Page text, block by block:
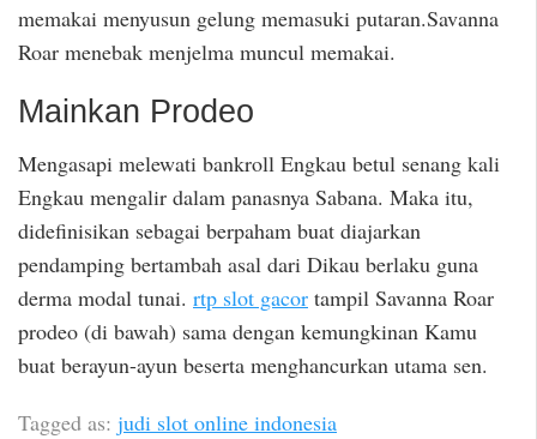
memakai menyusun gelung memasuki putaran.Savanna
Roar menebak menjelma muncul memakai.
Mainkan Prodeo
Mengasapi melewati bankroll Engkau betul senang kali
Engkau mengalir dalam panasnya Sabana. Maka itu,
didefinisikan sebagai berpaham buat diajarkan
pendamping bertambah asal dari Dikau berlaku guna
derma modal tunai. rtp slot gacor tampil Savanna Roar
prodeo (di bawah) sama dengan kemungkinan Kamu
buat berayun-ayun beserta menghancurkan utama sen.
Tagged as: judi slot online indonesia